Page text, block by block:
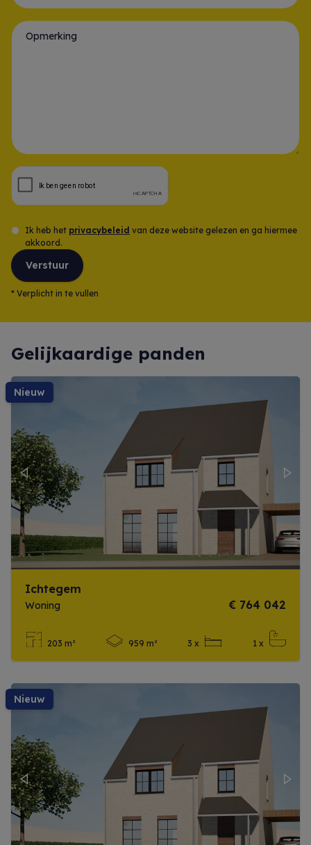
Ik heb het privacybeleid van deze website gelezen en ga hiermee
akkoord.
Verstuur
* Verplicht in te vullen
Gelijkaardige panden
nieuw
Previous Next
Ichtegem
Woning € 764 042
203 m² 959 m² 3 x 1 x
nieuw
Previous Next